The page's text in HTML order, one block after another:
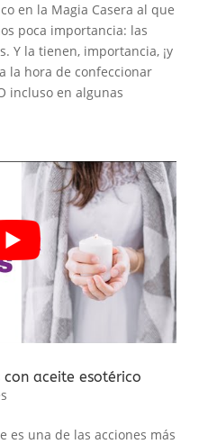
en la Magia Casera al que
poca importancia: las
Y la tienen, importancia, ¡y
la hora de confeccionar
incluso en algunas
aceite esotérico
es una de las acciones más